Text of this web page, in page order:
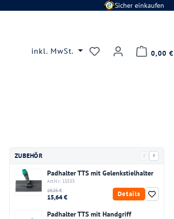
Sicher einkaufen
inkl. MwSt. Du hast 0 0,00 €
ZUBEHÖR ‹ ›
Padhalter TTS mit Gelenkstielhalter
Art.Nr.: 15533
19,25 €
15,64 € Details
Padhalter TTS mit Handgriff